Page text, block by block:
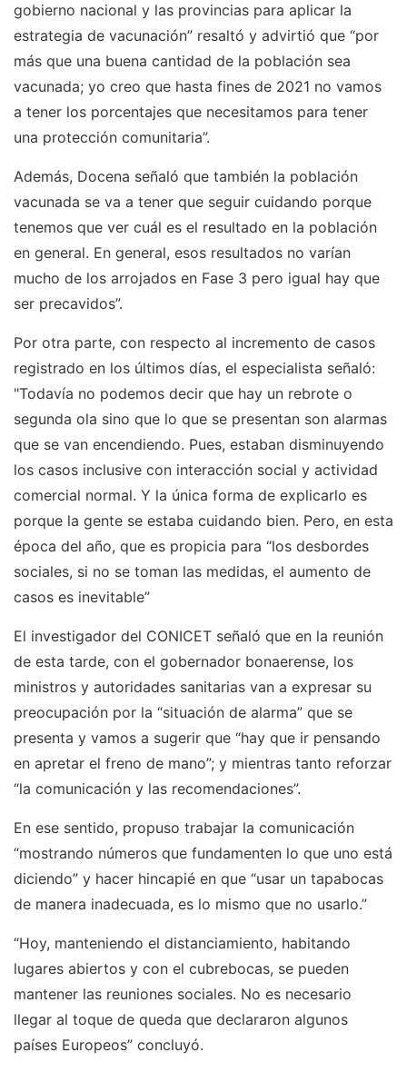
gobierno nacional y las provincias para aplicar la
estrategia de vacunación” resaltó y advirtió que “por
más que una buena cantidad de la población sea
vacunada; yo creo que hasta fines de 2021 no vamos
a tener los porcentajes que necesitamos para tener
una protección comunitaria”.
Además, Docena señaló que también la población
vacunada se va a tener que seguir cuidando porque
tenemos que ver cuál es el resultado en la población
en general. En general, esos resultados no varían
mucho de los arrojados en Fase 3 pero igual hay que
ser precavidos”.
Por otra parte, con respecto al incremento de casos
registrado en los últimos días, el especialista señaló:
"Todavía no podemos decir que hay un rebrote o
segunda ola sino que lo que se presentan son alarmas
que se van encendiendo. Pues, estaban disminuyendo
los casos inclusive con interacción social y actividad
comercial normal. Y la única forma de explicarlo es
porque la gente se estaba cuidando bien. Pero, en esta
época del año, que es propicia para “los desbordes
sociales, si no se toman las medidas, el aumento de
casos es inevitable”
El investigador del CONICET señaló que en la reunión
de esta tarde, con el gobernador bonaerense, los
ministros y autoridades sanitarias van a expresar su
preocupación por la “situación de alarma” que se
presenta y vamos a sugerir que “hay que ir pensando
en apretar el freno de mano”; y mientras tanto reforzar
“la comunicación y las recomendaciones”.
En ese sentido, propuso trabajar la comunicación
“mostrando números que fundamenten lo que uno está
diciendo” y hacer hincapié en que “usar un tapabocas
de manera inadecuada, es lo mismo que no usarlo.”
“Hoy, manteniendo el distanciamiento, habitando
lugares abiertos y con el cubrebocas, se pueden
mantener las reuniones sociales. No es necesario
llegar al toque de queda que declararon algunos
países Europeos” concluyó.